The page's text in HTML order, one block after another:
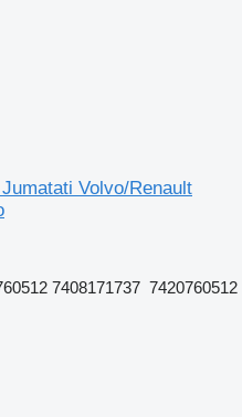
Volvo/Renault
7408171737 7420760512